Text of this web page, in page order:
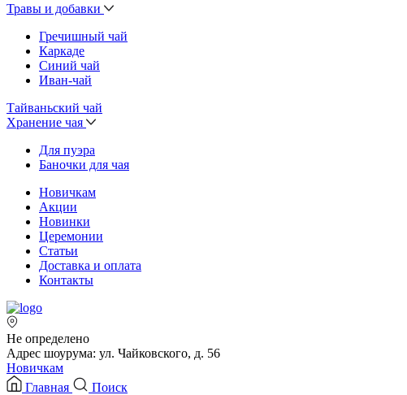
Травы и добавки
Гречишный чай
Каркаде
Синий чай
Иван-чай
Тайваньский чай
Хранение чая
Для пуэра
Баночки для чая
Новичкам
Акции
Новинки
Церемонии
Статьи
Доставка и оплата
Контакты
Не определено
Адрес шоурума: ул. Чайковского, д. 56
Новичкам
Главная
Поиск